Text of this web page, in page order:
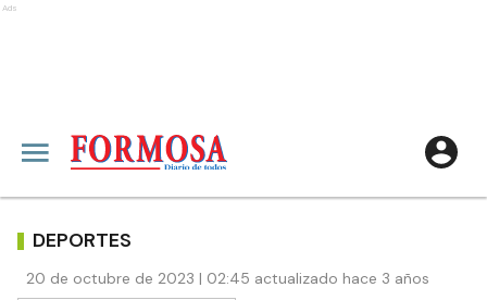
Ads
DEPORTES
20 de octubre de 2023 | 02:45 actualizado hace 3 años